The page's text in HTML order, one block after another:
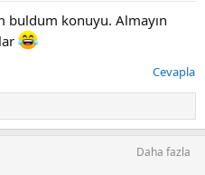
buldum konuyu. Almayın
Cevapla
Daha fazla